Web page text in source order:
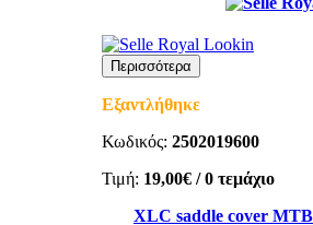
Περισσότερα
Εξαντλήθηκε
Κωδικός: 2502019600
Τιμή: 19,00€ / 0 τεμάχιο
XLC saddle cover